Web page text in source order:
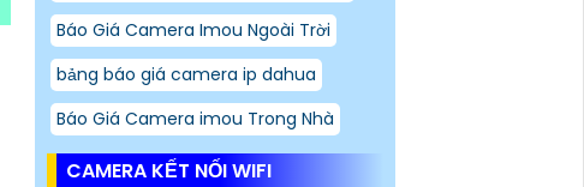
Báo Giá Camera Imou Ngoài Trời
bảng báo giá camera ip dahua
Báo Giá Camera imou Trong Nhà
CAMERA KẾT NỐI WIFI